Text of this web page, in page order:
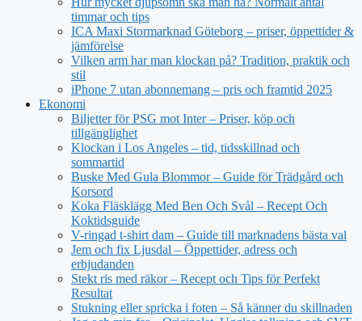
timmar och tips
ICA Maxi Stormarknad Göteborg – priser, öppettider &
jämförelse
Vilken arm har man klockan på? Tradition, praktik och
stil
iPhone 7 utan abonnemang – pris och framtid 2025
Ekonomi
Biljetter för PSG mot Inter – Priser, köp och
tillgänglighet
Klockan i Los Angeles – tid, tidsskillnad och
sommartid
Buske Med Gula Blommor – Guide för Trädgård och
Korsord
Koka Fläsklägg Med Ben Och Svål – Recept Och
Koktidsguide
V-ringad t-shirt dam – Guide till marknadens bästa val
Jem och fix Ljusdal – Öppettider, adress och
erbjudanden
Stekt ris med räkor – Recept och Tips för Perfekt
Resultat
Stukning eller spricka i foten – Så känner du skillnaden